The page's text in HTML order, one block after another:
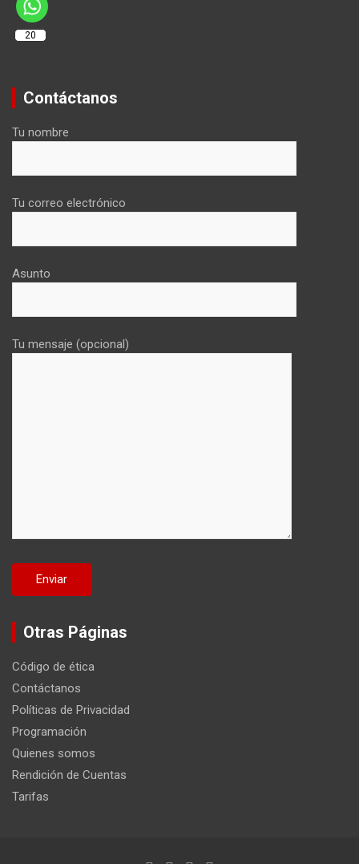
20
Contáctanos
Tu nombre
Tu correo electrónico
Asunto
Tu mensaje (opcional)
Otras Páginas
Código de ética
Contáctanos
Políticas de Privacidad
Programación
Quienes somos
Rendición de Cuentas
Tarifas